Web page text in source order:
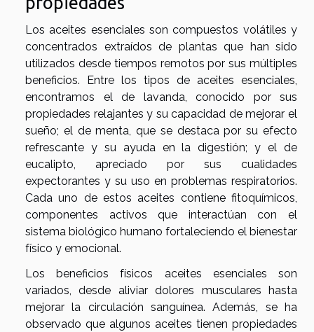
Los aceites esenciales son compuestos volátiles y
concentrados extraídos de plantas que han sido
utilizados desde tiempos remotos por sus múltiples
beneficios. Entre los tipos de aceites esenciales,
encontramos el de lavanda, conocido por sus
propiedades relajantes y su capacidad de mejorar el
sueño; el de menta, que se destaca por su efecto
refrescante y su ayuda en la digestión; y el de
eucalipto, apreciado por sus cualidades
expectorantes y su uso en problemas respiratorios.
Cada uno de estos aceites contiene fitoquímicos,
componentes activos que interactúan con el
sistema biológico humano fortaleciendo el bienestar
físico y emocional.
Los beneficios físicos aceites esenciales son
variados, desde aliviar dolores musculares hasta
mejorar la circulación sanguínea. Además, se ha
observado que algunos aceites tienen propiedades